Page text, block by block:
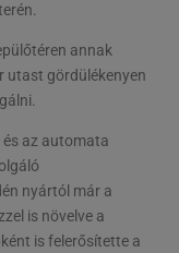
annak
utast gördülékenyen
és az automata
nyártól már a
is növelve a
is felerősítette a